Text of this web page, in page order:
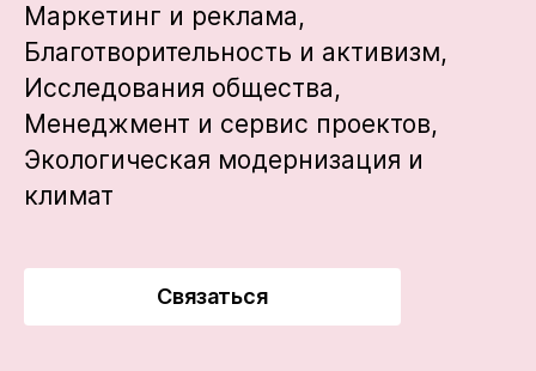
Маркетинг и реклама,
Благотворительность и активизм,
Исследования общества,
Менеджмент и сервис проектов,
Экологическая модернизация и
климат
Связаться